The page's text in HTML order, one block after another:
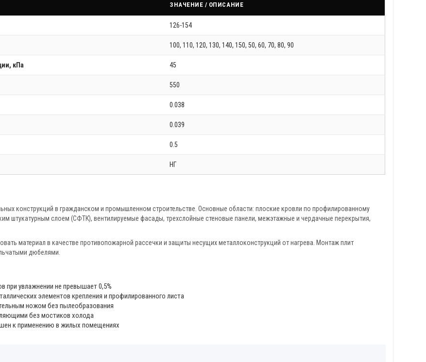
ЗНАЧЕНИЕ / ОПИСАНИЕ
126-154
100, 110, 120, 130, 140, 150, 50, 60, 70, 80, 90
кПа 45
550
0.038
0.039
0.5
НГ
конструкций в гражданском и промышленном строительстве. Основные области: плоские кровли по профилированному
штукатурным слоем (СФТК), вентилируемые фасады, трехслойные стеновые панели, межэтажные и чердачные перекрытия,
материал в качестве противопожарной рассечки и защиты несущих металлоконструкций от нагрева. Монтаж плит
дюбелями.
при увлажнении не превышает 0,5%
элементов крепления и профилированного листа
ножом без пылеобразования
без мостиков холода
к применению в жилых помещениях